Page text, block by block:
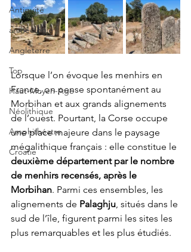
Antiquité
archéologie
Angleterre
Top
Haut-Moyen-Age
Néolithique
Amphithéatre
Croatie
Lorsque l’on évoque les menhirs en
France, on pense spontanément au
Morbihan et aux grands alignements
de l’ouest. Pourtant, la Corse occupe
une place majeure dans le paysage
mégalithique français : elle constitue le
deuxième département par le nombre
de menhirs recensés, après le
Morbihan. Parmi ces ensembles, les
alignements de Palaghju, situés dans le
sud de l’île, figurent parmi les sites les
plus remarquables et les plus étudiés.